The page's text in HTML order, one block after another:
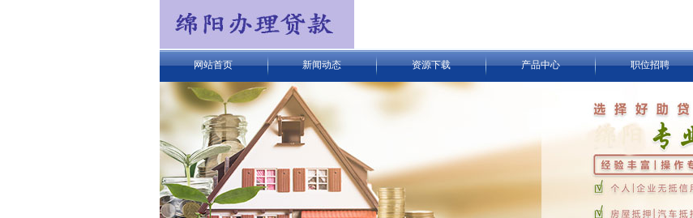
网站首页 新闻动态 资源下载 产品中心 职位招聘